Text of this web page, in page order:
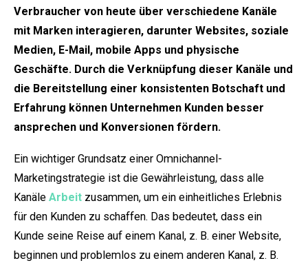
Verbraucher von heute über verschiedene Kanäle
mit Marken interagieren, darunter Websites, soziale
Medien, E-Mail, mobile Apps und physische
Geschäfte. Durch die Verknüpfung dieser Kanäle und
die Bereitstellung einer konsistenten Botschaft und
Erfahrung können Unternehmen Kunden besser
ansprechen und Konversionen fördern.
Ein wichtiger Grundsatz einer Omnichannel-
Marketingstrategie ist die Gewährleistung, dass alle
Kanäle Arbeit zusammen, um ein einheitliches Erlebnis
für den Kunden zu schaffen. Das bedeutet, dass ein
Kunde seine Reise auf einem Kanal, z. B. einer Website,
beginnen und problemlos zu einem anderen Kanal, z. B.